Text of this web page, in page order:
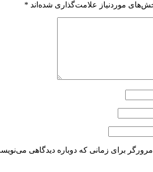
موردنیاز علامت‌گذاری شده‌اند *
برای زمانی که دوباره دیدگاهی